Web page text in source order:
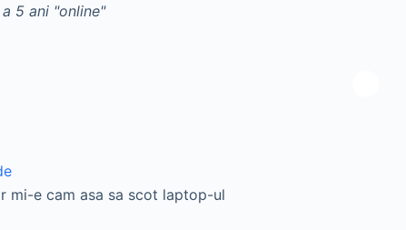
5 ani "online"
mi-e cam asa sa scot laptop-ul